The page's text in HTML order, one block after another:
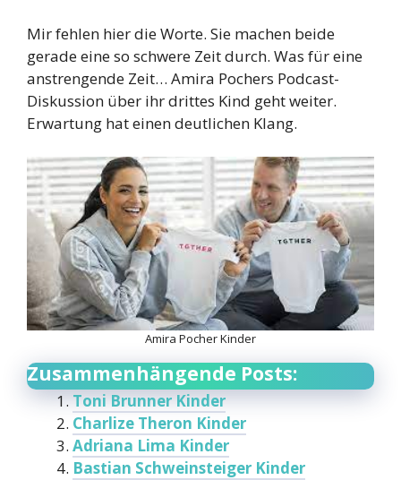
Mir fehlen hier die Worte. Sie machen beide
gerade eine so schwere Zeit durch. Was für eine
anstrengende Zeit… Amira Pochers Podcast-
Diskussion über ihr drittes Kind geht weiter.
Erwartung hat einen deutlichen Klang.
Amira Pocher Kinder
Zusammenhängende Posts:
Toni Brunner Kinder
Charlize Theron Kinder
Adriana Lima Kinder
Bastian Schweinsteiger Kinder